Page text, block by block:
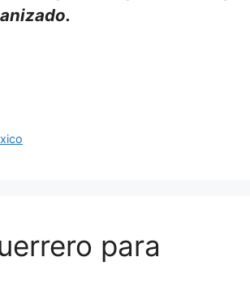
para